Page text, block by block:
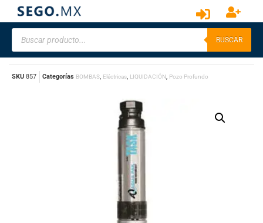
BUSCAR
SKU 857 Categorías BOMBAS, Eléctricas, LIQUIDACIÓN, Pozo Profundo